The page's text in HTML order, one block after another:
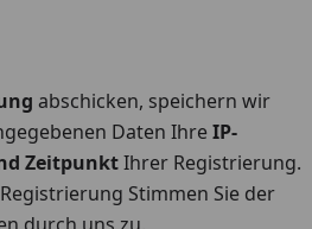
abschicken, speichern wir
Daten IhreIP-
ZeitpunktIhrer Registrierung.
Stimmen Sie der